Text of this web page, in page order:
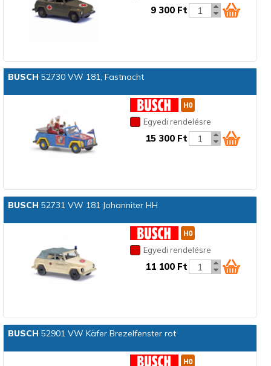
9 300 Ft
BUSCH 52730 VW 181, Fastnacht
Egyedi rendelésre
15 300 Ft
BUSCH 52731 VW 181 Johanniter HH
Egyedi rendelésre
11 100 Ft
BUSCH 52901 VW Käfer Brezelfenster rot